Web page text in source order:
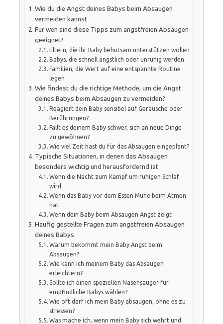
Wie du die Angst deines Babys beim Absaugen
vermeiden kannst
Für wen sind diese Tipps zum angstfreien Absaugen
geeignet?
Eltern, die ihr Baby behutsam unterstützen wollen
Babys, die schnell ängstlich oder unruhig werden
Familien, die Wert auf eine entspannte Routine
legen
Wie findest du die richtige Methode, um die Angst
deines Babys beim Absaugen zu vermeiden?
Reagiert dein Baby sensibel auf Geräusche oder
Berührungen?
Fällt es deinem Baby schwer, sich an neue Dinge
zu gewöhnen?
Wie viel Zeit hast du für das Absaugen eingeplant?
Typische Situationen, in denen das Absaugen
besonders wichtig und herausfordernd ist
Wenn die Nacht zum Kampf um ruhigen Schlaf
wird
Wenn das Baby vor dem Essen Mühe beim Atmen
hat
Wenn dein Baby beim Absaugen Angst zeigt
Häufig gestellte Fragen zum angstfreien Absaugen
deines Babys
Warum bekommt mein Baby Angst beim
Absaugen?
Wie kann ich meinem Baby das Absaugen
erleichtern?
Sollte ich einen speziellen Nasensauger für
empfindliche Babys wählen?
Wie oft darf ich mein Baby absaugen, ohne es zu
stressen?
Was mache ich, wenn mein Baby sich wehrt und